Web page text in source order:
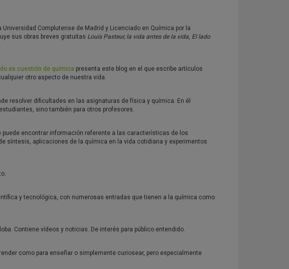
Complutense de Madrid y Licenciado en Química por la
sus obras breves gratuitas Louis Pasteur, la vida antes de la vida, El lado
es cuestión de química presenta este blog en el que escribe artículos
otro aspecto de nuestra vida.
resolver dificultades en las asignaturas de física y química. En él
sino también para otros profesores.
encontrar información referente a las características de los
síntesis, aplicaciones de la química en la vida cotidiana y experimentos
y tecnológica, con numerosas entradas que tienen a la química como
Contiene vídeos y noticias. De interés para público entendido.
como para enseñar o simplemente curiosear, pero especialmente